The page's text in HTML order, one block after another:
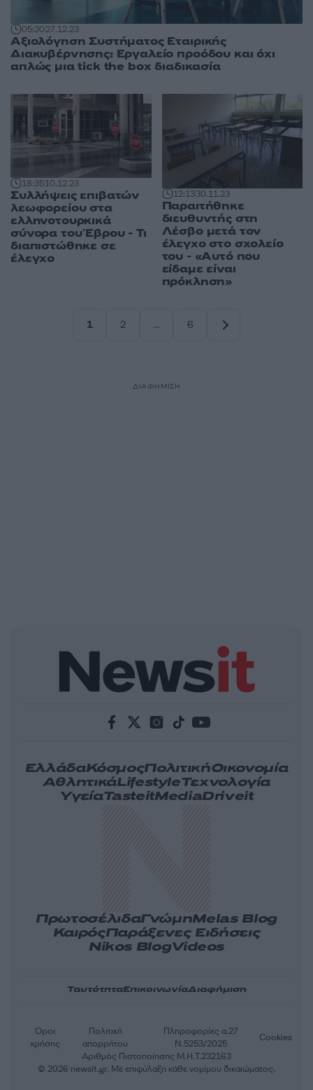
05:3027.12.23
Αξιολόγηση Συστήματος Εταιρικής
Διακυβέρνησης: Εργαλείο προόδου και όχι
απλώς μια tick the box διαδικασία
18:3510.12.23
Συλλήψεις επιβατών
λεωφορείου στα
ελληνοτουρκικά
σύνορα του Έβρου - Τι
διαπιστώθηκε σε
έλεγχο
12:1330.11.23
Παραιτήθηκε
διευθυντής στη
Λέσβο μετά τον
έλεγχο στο σχολείο
του - «Αυτό που
είδαμε είναι
πρόκληση»
1
2
…
6
ΔΙΑΦΗΜΙΣΗ
ΕλλάδαΚόσμοςΠολιτικήΟικονομία
ΑθλητικάLifestyleΤεχνολογία
ΥγείαTasteitMediaDriveit
ΠρωτοσέλιδαΓνώμηMelas Blog
ΚαιρόςΠαράξενες Ειδήσεις
Nikos BlogVideos
ΤαυτότηταΕπικοινωνίαΔιαφήμιση
Αριθμός Πιστοποίησης Μ.Η.Τ.232163
Όροι
χρήσης
Πολιτική
απορρήτου
Πληροφορίες α.27
Ν.5253/2025
Cookies
© 2026 newsit.gr. Με επιφύλαξη κάθε νομίμου δικαιώματος.